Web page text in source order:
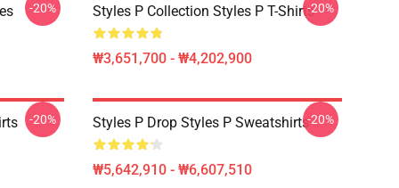
-20% Styles P Collection Styles P T-Shirts
₩3,651,700 - ₩4,202,900
-20%
-20% Styles P Drop Styles P Sweatshirts
₩5,642,910 - ₩6,607,510
-20%